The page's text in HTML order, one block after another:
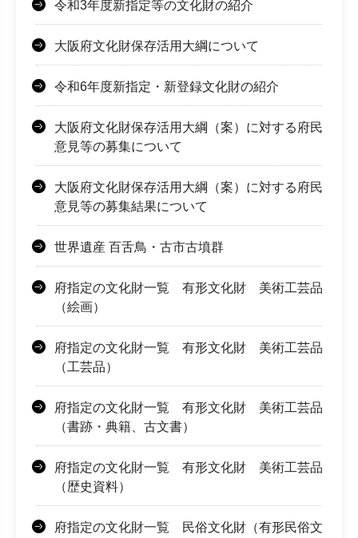
令和3年度新指定等の文化財の紹介
大阪府文化財保存活用大綱について
令和6年度新指定・新登録文化財の紹介
大阪府文化財保存活用大綱（案）に対する府民
意見等の募集について
大阪府文化財保存活用大綱（案）に対する府民
意見等の募集結果について
世界遺産 百舌鳥・古市古墳群
府指定の文化財一覧 有形文化財 美術工芸品
（絵画）
府指定の文化財一覧 有形文化財 美術工芸品
（工芸品）
府指定の文化財一覧 有形文化財 美術工芸品
（書跡・典籍、古文書）
府指定の文化財一覧 有形文化財 美術工芸品
（歴史資料）
府指定の文化財一覧 民俗文化財（有形民俗文